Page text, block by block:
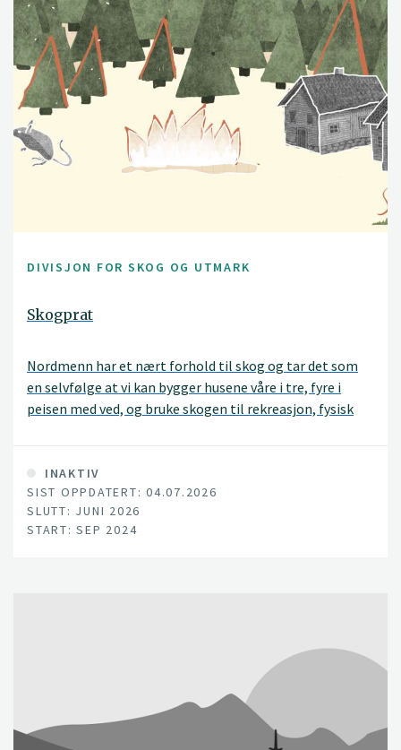
DIVISJON FOR SKOG OG UTMARK
Skogprat
Nordmenn har et nært forhold til skog og tar det som
en selvfølge at vi kan bygger husene våre i tre, fyre i
peisen med ved, og bruke skogen til rekreasjon, fysisk
flere av våre rikeste økosystemer - hjemmet til rundt 60
prosent av Norges arter.
INAKTIV
SIST OPPDATERT: 04.07.2026
SLUTT: JUNI 2026
START: SEP 2024